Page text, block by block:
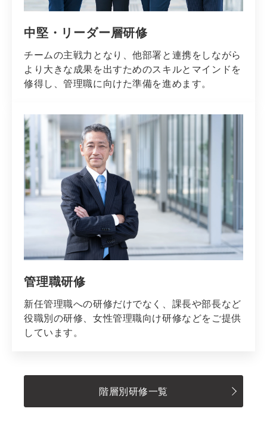
中堅・リーダー層研修
チームの主戦力となり、他部署と連携をしながら
より大きな成果を出すためのスキルとマインドを
修得し、管理職に向けた準備を進めます。
管理職研修
新任管理職への研修だけでなく、課長や部長など
役職別の研修、女性管理職向け研修などをご提供
しています。
階層別研修一覧